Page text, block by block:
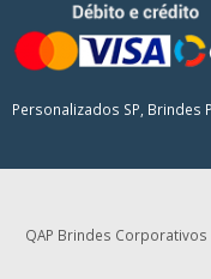
Personalizados SP, Brindes
QAP Brindes